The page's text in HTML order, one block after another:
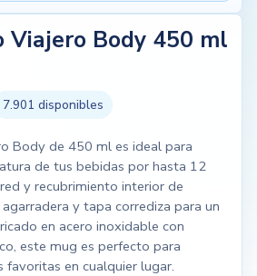
Viajero Body 450 ml
7.901 disponibles
Body de 450 ml es ideal para
de tus bebidas por hasta 12
y recubrimiento interior de
y tapa corrediza para un
en acero inoxidable con
este mug es perfecto para
en cualquier lugar.